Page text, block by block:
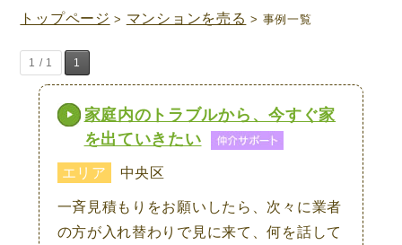
トップページ > マンションを売る > 事例一覧
1 / 1 1
家庭内のトラブルから、今すぐ家
を出ていきたい
エリア 中央区
一斉見積もりをお願いしたら、次々に業者
の方が入れ替わりで見に来て、何を話して